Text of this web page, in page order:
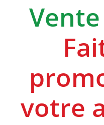
votre